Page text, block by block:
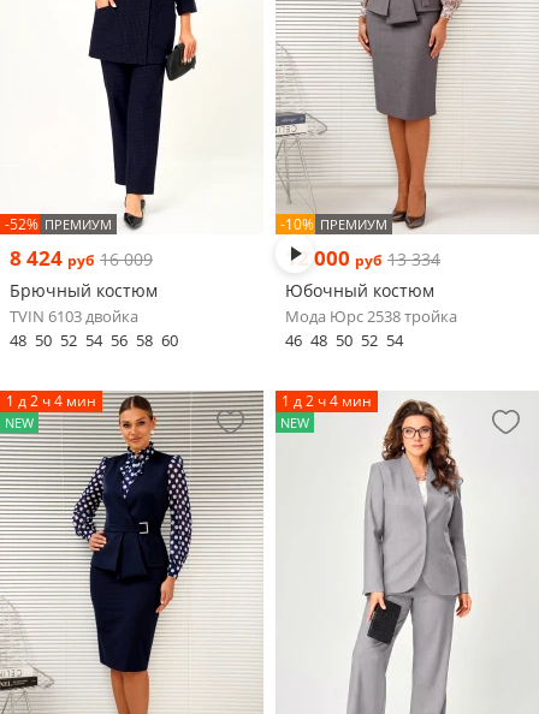
-52% ПРЕМИУМ
8 424 руб 16 009
Брючный костюм
TVIN 6103 двойка
48 50 52 54 56 58 60
-10% ПРЕМИУМ
12 000 руб 13 334
Юбочный костюм
Мода Юрс 2538 тройка
46 48 50 52 54
1 д 2 ч 4 мин
NEW
1 д 2 ч 4 мин
NEW